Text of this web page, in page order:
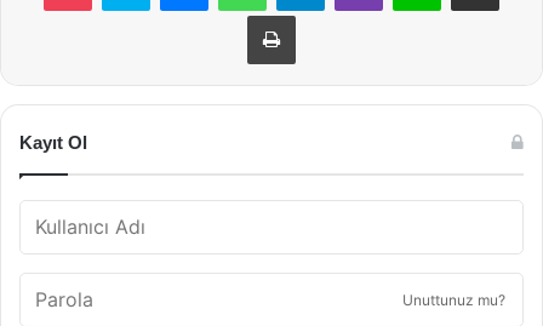
Yazdır
Kayıt Ol
Unuttunuz mu?